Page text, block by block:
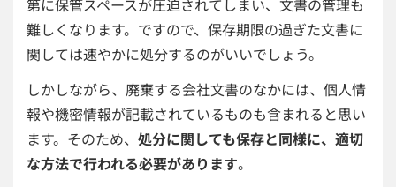
第に保管スペースが圧迫されてしまい、文書の管理も
難しくなります。ですので、保存期限の過ぎた文書に
関しては速やかに処分するのがいいでしょう。
しかしながら、廃棄する会社文書のなかには、個人情
報や機密情報が記載されているものも含まれると思い
ます。 そのため、 処分に関しても保存と同様に、適切
な方法で行われる必要があります。